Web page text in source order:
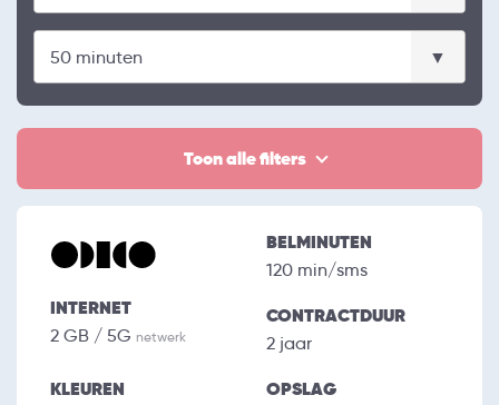
Toon alle filters
INTERNET
2 GB / 5G netwerk
BELMINUTEN
120 min/sms
CONTRACTDUUR
2 jaar
KLEUREN OPSLAG